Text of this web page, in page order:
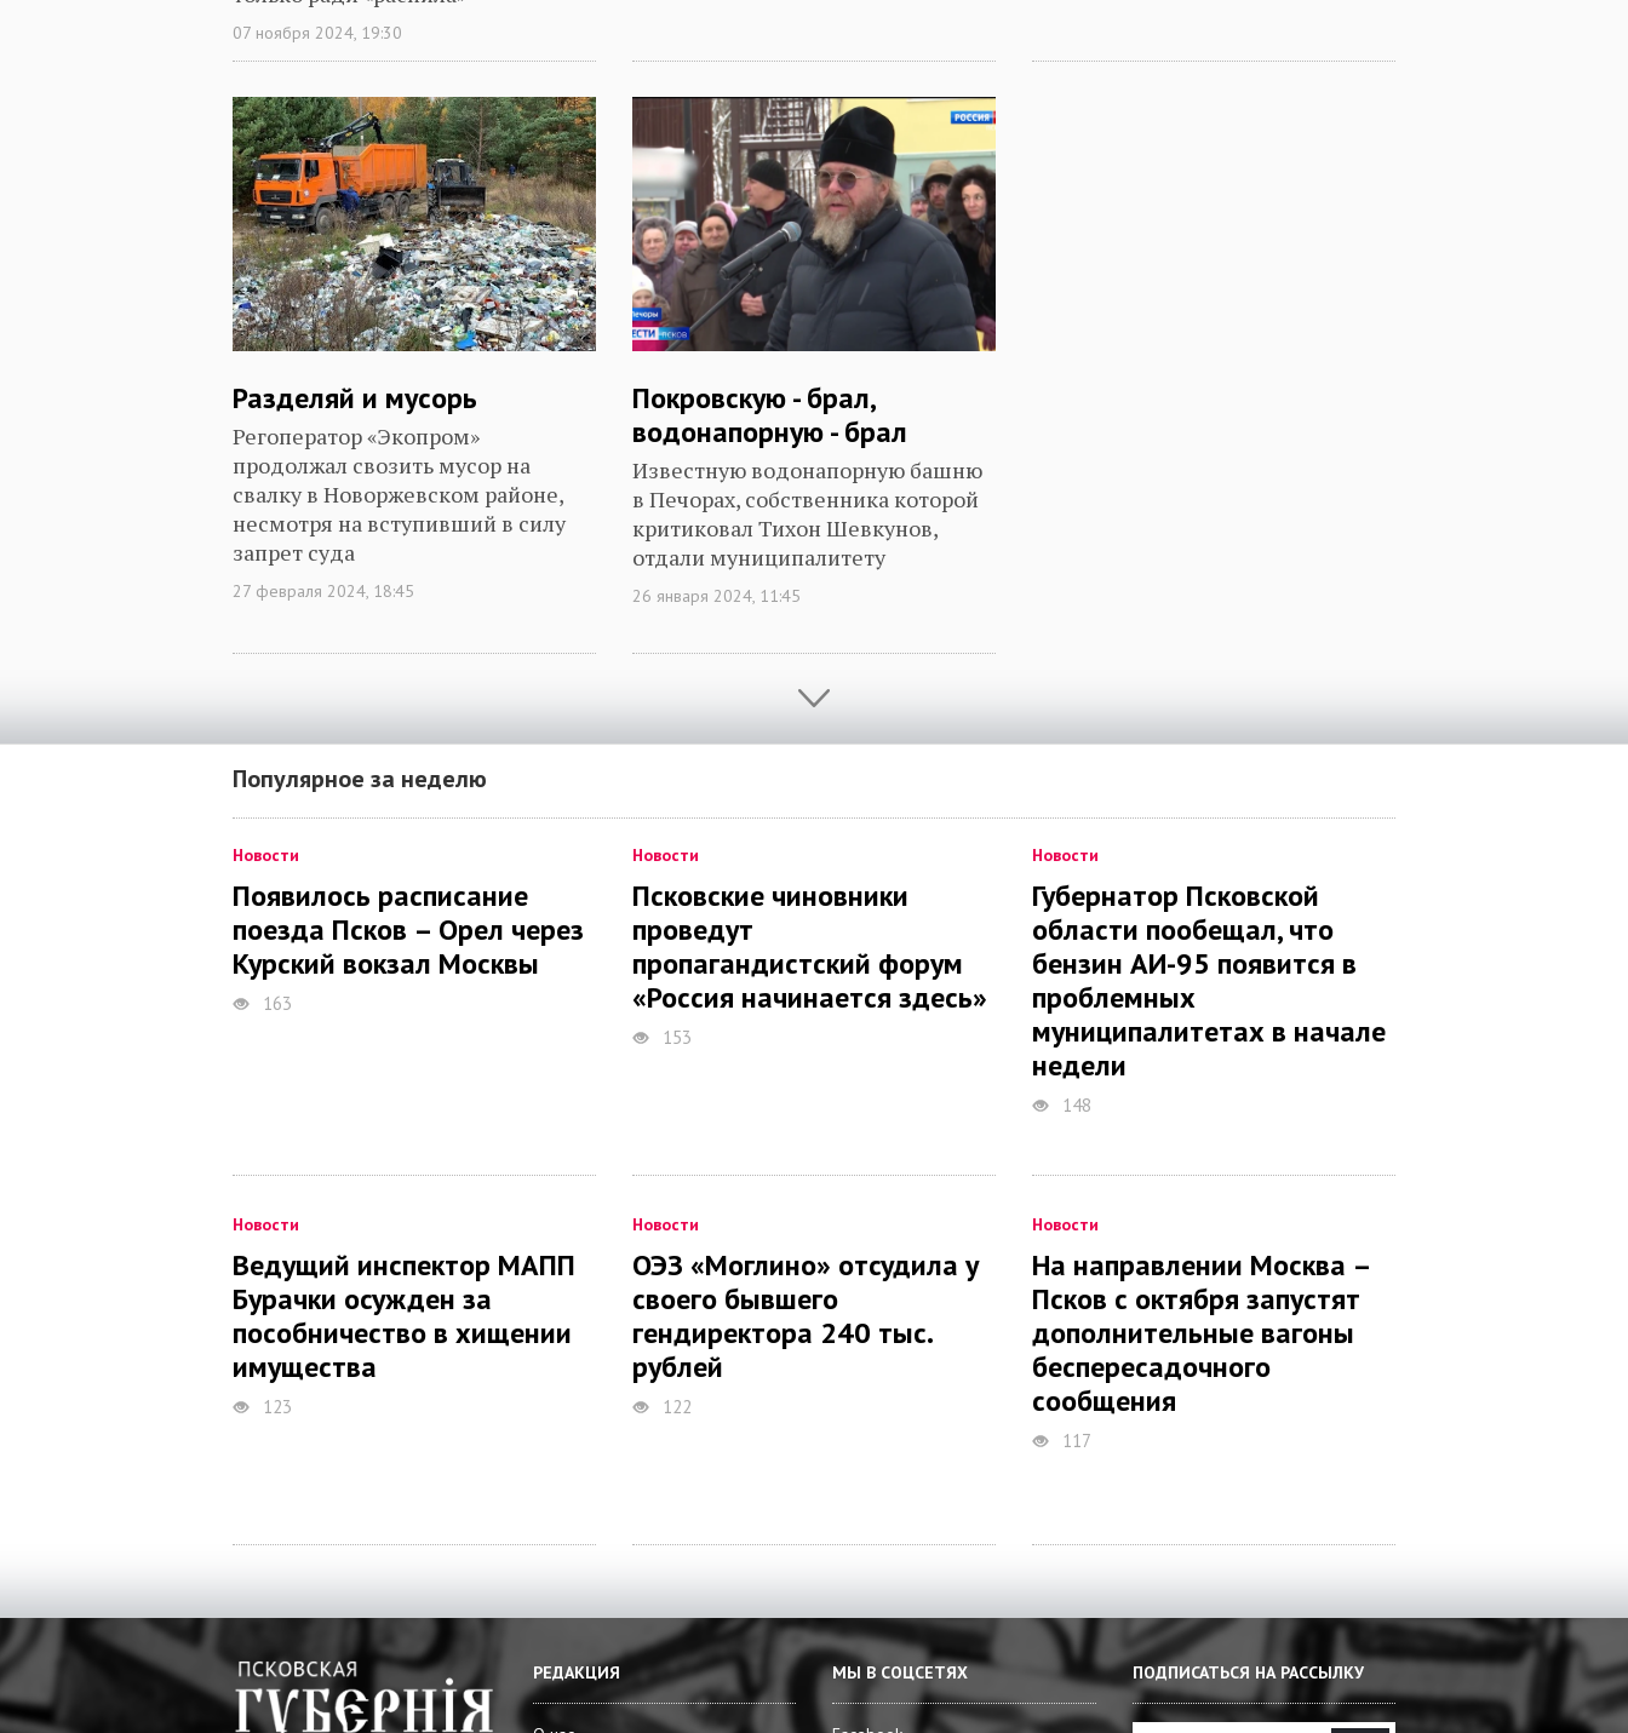
07 ноября 2024, 19:30
Разделяй и мусорь
Регоператор «Экопром»
продолжал свозить мусор на
свалку в Новоржевском районе,
несмотря на вступивший в силу
запрет суда
27 февраля 2024, 18:45
Покровскую - брал,
водонапорную - брал
Известную водонапорную башню
в Печорах, собственника которой
критиковал Тихон Шевкунов,
отдали муниципалитету
26 января 2024, 11:45
Популярное за неделю
Новости
Появилось расписание
поезда Псков – Орел через
Курский вокзал Москвы
163
Новости
Псковские чиновники
проведут
пропагандистский форум
«Россия начинается здесь»
153
Новости
Губернатор Псковской
области пообещал, что
бензин АИ-95 появится в
проблемных
муниципалитетах в начале
недели
148
Новости
Ведущий инспектор МАПП
Бурачки осужден за
пособничество в хищении
имущества
123
Новости
ОЭЗ «Моглино» отсудила у
своего бывшего
гендиректора 240 тыс.
рублей
122
Новости
На направлении Москва –
Псков с октября запустят
дополнительные вагоны
беспересадочного
сообщения
117
РЕДАКЦИЯ МЫ В СОЦСЕТЯХ ПОДПИСАТЬСЯ НА РАССЫЛКУ